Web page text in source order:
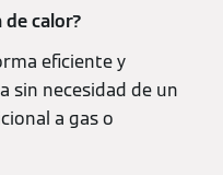
calor?
eficiente y
sin necesidad de un
a gas o